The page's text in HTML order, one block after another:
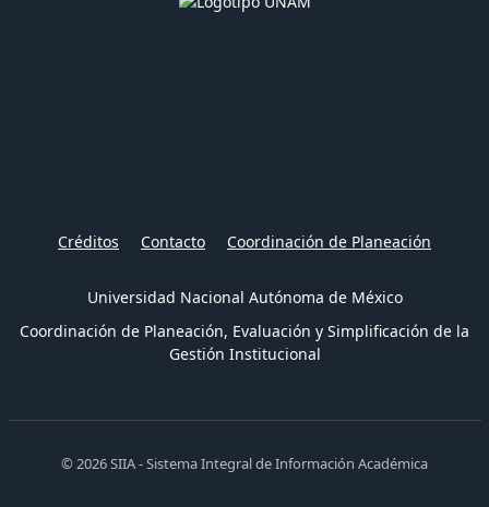
Créditos Contacto Coordinación de Planeación
Universidad Nacional Autónoma de México
Coordinación de Planeación, Evaluación y Simplificación de la
Gestión Institucional
© 2026 SIIA - Sistema Integral de Información Académica